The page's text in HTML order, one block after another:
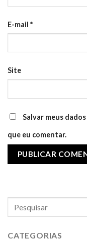
CATEGORIAS
E-mail *
Site
Salvar meus
que eu comentar.